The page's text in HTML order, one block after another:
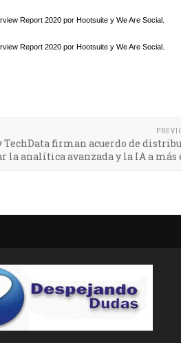
Report 2020 por Hootsuite y We Are Social.
Report 2020 por Hootsuite y We Are Social.
TechData firman acuerdo de
la analítica avanzada y la IA a más